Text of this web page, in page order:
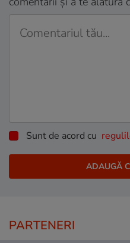
Sunt de acord cu
PARTENERI